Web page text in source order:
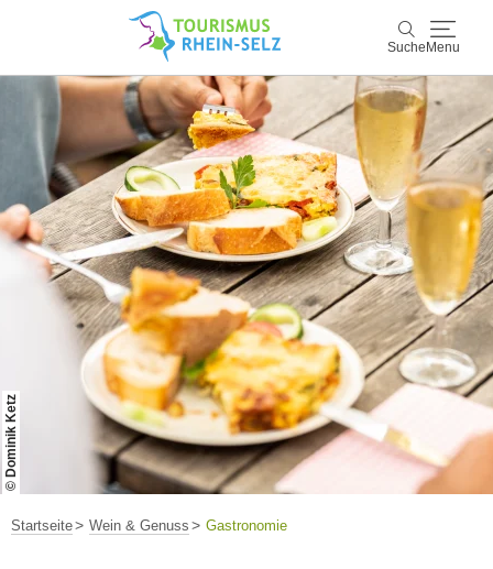
Suche Menu
Suche
Rhein-Selz
Entdecken & Erleben
Wein & Genuss
Kultur & Events
Buchen & Service
© Dominik Ketz
Startseite Wein & Genuss Gastronomie